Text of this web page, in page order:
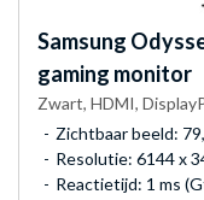
Samsung
gaming monitor
Zwart, HDMI,
Zichtbaar beeld:
Resolutie: 6144 x
Reactietijd: 1 ms